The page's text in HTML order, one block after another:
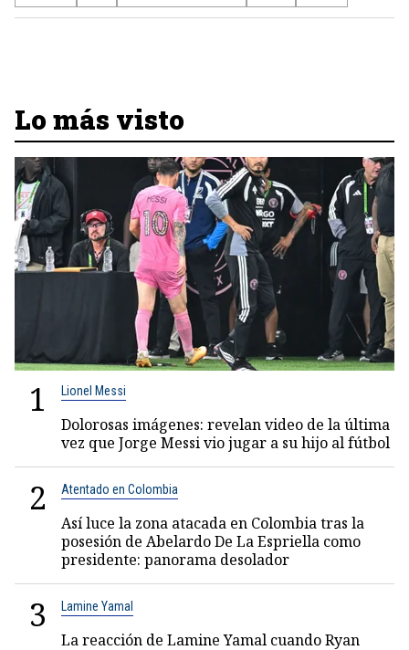
Lo más visto
1 Lionel Messi
Dolorosas imágenes: revelan video de la última
vez que Jorge Messi vio jugar a su hijo al fútbol
2 Atentado en Colombia
Así luce la zona atacada en Colombia tras la
posesión de Abelardo De La Espriella como
presidente: panorama desolador
3 Lamine Yamal
La reacción de Lamine Yamal cuando Ryan